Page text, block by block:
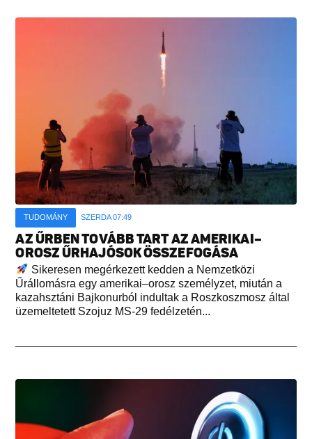
TUDOMÁNY SZERDA 07:49
AZ ŰRBEN TOVÁBB TART AZ AMERIKAI–
OROSZ ŰRHAJÓSOK ÖSSZEFOGÁSA
Sikeresen megérkezett kedden a Nemzetközi
Űrállomásra egy amerikai–orosz személyzet, miután a
kazahsztáni Bajkonurból indultak a Roszkoszmosz által
üzemeltetett Szojuz MS-29 fedélzetén...